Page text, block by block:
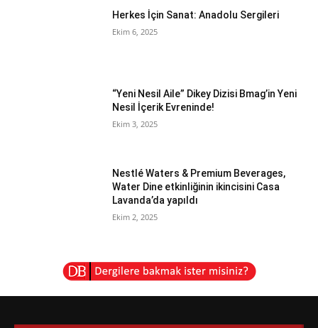
Herkes İçin Sanat: Anadolu Sergileri
Ekim 6, 2025
“Yeni Nesil Aile” Dikey Dizisi Bmag’in Yeni
Nesil İçerik Evreninde!
Ekim 3, 2025
Nestlé Waters & Premium Beverages,
Water Dine etkinliğinin ikincisini Casa
Lavanda’da yapıldı
Ekim 2, 2025